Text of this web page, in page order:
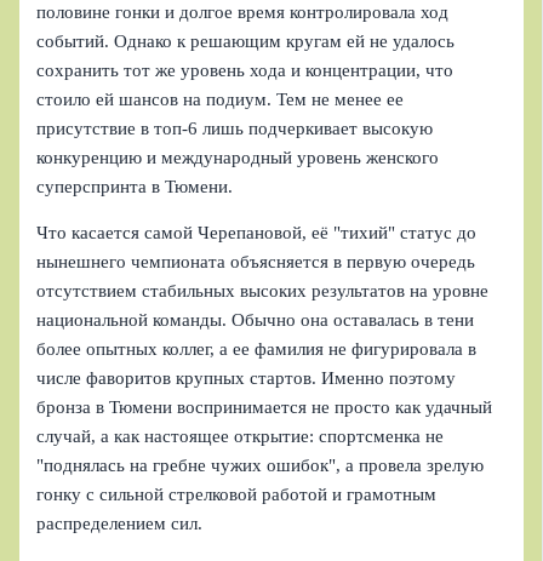
половине гонки и долгое время контролировала ход
событий. Однако к решающим кругам ей не удалось
сохранить тот же уровень хода и концентрации, что
стоило ей шансов на подиум. Тем не менее ее
присутствие в топ-6 лишь подчеркивает высокую
конкуренцию и международный уровень женского
суперспринта в Тюмени.
Что касается самой Черепановой, её "тихий" статус до
нынешнего чемпионата объясняется в первую очередь
отсутствием стабильных высоких результатов на уровне
национальной команды. Обычно она оставалась в тени
более опытных коллег, а ее фамилия не фигурировала в
числе фаворитов крупных стартов. Именно поэтому
бронза в Тюмени воспринимается не просто как удачный
случай, а как настоящее открытие: спортсменка не
"поднялась на гребне чужих ошибок", а провела зрелую
гонку с сильной стрелковой работой и грамотным
распределением сил.